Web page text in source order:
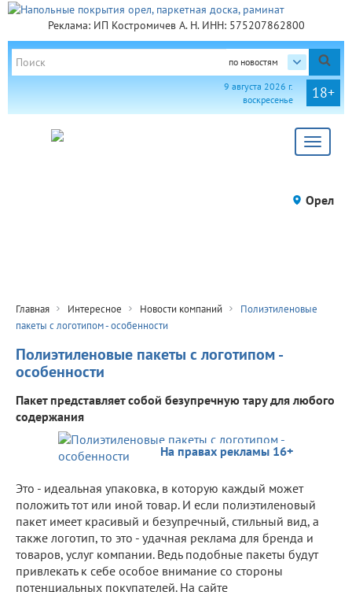
Реклама: ИП Костромичев А. Н. ИНН: 575207862800
по новостям
18+
9 августа 2026 г.
воскресенье
Toggle
Орел
Главная Интересное Новости компаний
Полиэтиленовые
пакеты с логотипом - особенности
Полиэтиленовые пакеты с логотипом -
особенности
Пакет представляет собой безупречную тару для любого
содержания
На правах рекламы 16+
Это - идеальная упаковка, в которую каждый может
положить тот или иной товар. И если полиэтиленовый
пакет имеет красивый и безупречный, стильный вид, а
также логотип, то это - удачная реклама для бренда и
товаров, услуг компании. Ведь подобные пакеты будут
привлекать к себе особое внимание со стороны
потенциальных покупателей. На сайте